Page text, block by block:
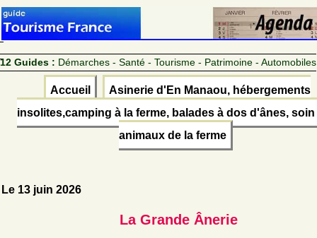
12 Guides : Démarches - Santé - Tourisme - Patrimoine - Automobiles
Accueil
Asinerie d'En Manaou, hébergements
insolites,camping à la ferme, balades à dos d'ânes, soin
animaux de la ferme
Le 13 juin 2026
La Grande Ânerie